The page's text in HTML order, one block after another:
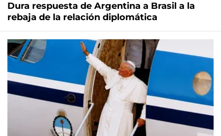
Dura respuesta de Argentina a Brasil a la
rebaja de la relación diplomática